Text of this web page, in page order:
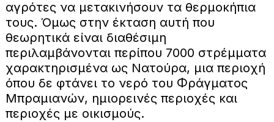
αγρότες να μετακινήσουν τα θερμοκήπια
τους. Όμως στην έκταση αυτή που
θεωρητικά είναι διαθέσιμη
περιλαμβάνονται περίπου 7000 στρέμματα
χαρακτηρισμένα ως Νατούρα, μια περιοχή
όπου δε φτάνει το νερό του Φράγματος
Μπραμιανών, ημιορεινές περιοχές και
περιοχές με οικισμούς.